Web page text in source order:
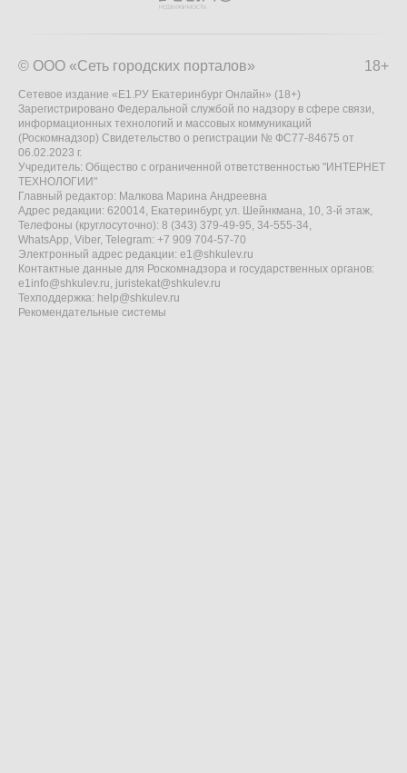
18+
© ООО «Сеть городских порталов»
Сетевое издание «Е1.РУ Екатеринбург Онлайн» (18+)
Зарегистрировано Федеральной службой по надзору в сфере связи,
информационных технологий и массовых коммуникаций
(Роскомнадзор) Свидетельство о регистрации № ФС77-84675 от
06.02.2023 г.
Учредитель: Общество с ограниченной ответственностью "ИНТЕРНЕТ
ТЕХНОЛОГИИ"
Главный редактор: Малкова Марина Андреевна
Адрес редакции: 620014, Екатеринбург, ул. Шейнкмана, 10, 3-й этаж,
Телефоны (круглосуточно): 8 (343) 379-49-95, 34-555-34,
WhatsApp, Viber, Telegram: +7 909 704-57-70
Электронный адрес редакции: e1@shkulev.ru
Контактные данные для Роскомнадзора и государственных органов:
e1info@shkulev.ru, juristekat@shkulev.ru
Техподдержка: help@shkulev.ru
Рекомендательные системы